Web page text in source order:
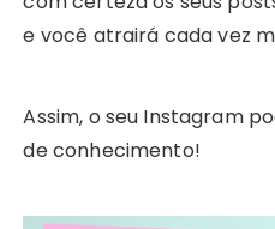
e você atrairá cada vez
Assim, o seu Instagram
de conhecimento!